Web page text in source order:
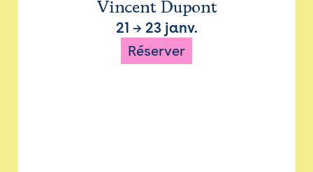
Vincent Dupont
21 → 23 janv.
Réserver